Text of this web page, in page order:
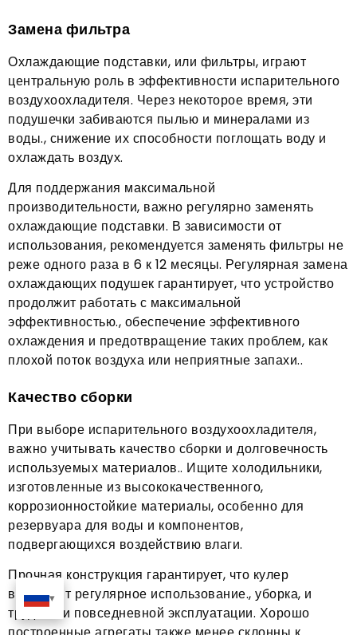
Замена фильтра
Охлаждающие подставки, или фильтры, играют
центральную роль в эффективности испарительного
воздухоохладителя. Через некоторое время, эти
подушечки забиваются пылью и минералами из
воды., снижение их способности поглощать воду и
охлаждать воздух.
Для поддержания максимальной
производительности, важно регулярно заменять
охлаждающие подставки. В зависимости от
использования, рекомендуется заменять фильтры не
реже одного раза в 6 к 12 месяцы. Регулярная замена
охлаждающих подушек гарантирует, что устройство
продолжит работать с максимальной
эффективностью., обеспечение эффективного
охлаждения и предотвращение таких проблем, как
плохой поток воздуха или неприятные запахи..
Качество сборки
При выборе испарительного воздухоохладителя,
важно учитывать качество сборки и долговечность
используемых материалов.. Ищите холодильники,
изготовленные из высококачественного,
коррозионностойкие материалы, особенно для
резервуара для воды и компонентов,
подвергающихся воздействию влаги.
Прочная конструкция гарантирует, что кулер
выдержит регулярное использование., уборка, и
трудности повседневной эксплуатации. Хорошо